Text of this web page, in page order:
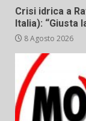
Crisi idrica a
Italia): “Giusta
8 Agosto 2026